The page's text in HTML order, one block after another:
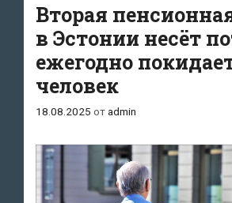
в
Эстонии
до
евро
Вторая
в Эстонии несёт
ежегодно
человек
18.08.2025 отadmin